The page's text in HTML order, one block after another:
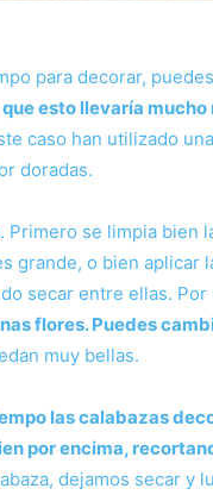
para decorar,
esto llevaría
caso han utilizado
doradas.
Primero se limpia bien
grande, o bien aplicar
secar entre ellas. Por
flores. Puedes
muy bellas.
las calabazas
por encima,
dejamos secar y